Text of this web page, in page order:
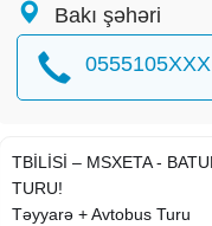
Bakı şəhəri
0555105XXX
TBİLİSİ – MSXETA -
TURU!
Təyyarə + Avtobus Turu